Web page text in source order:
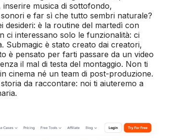
musica di sottofondo,
e far sì che tutto sembri naturale?
desideri: è la routine del martedì con
ci interessano solo le funzionalità: ci
Submagic è stato creato dai creatori,
è pensato per farti passare da un video
il mal di testa del montaggio. Non ti
cinema né un team di post-produzione.
da raccontare: noi ti aiuteremo a